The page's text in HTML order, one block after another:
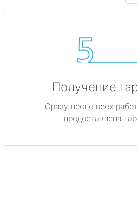
Получение
Сразу после всех
предоставлена